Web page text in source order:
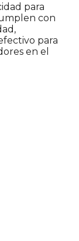
para
con
para
en el